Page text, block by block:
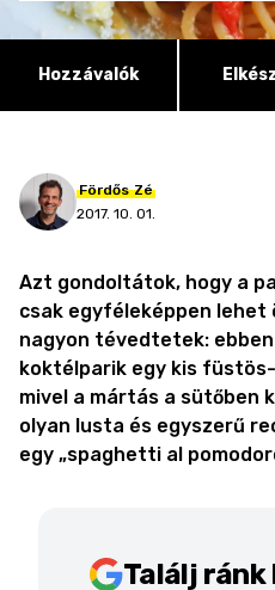
Hozzávalók
Fördős Zé
2017. 10. 01.
Azt gondoltátok, hogy a
csak egyféleképpen lehet
nagyon tévedtetek:
koktélparik egy kis
mivel a mártás a sütőben
olyan lusta és egyszerű
egy „spaghetti al
Találj ránk